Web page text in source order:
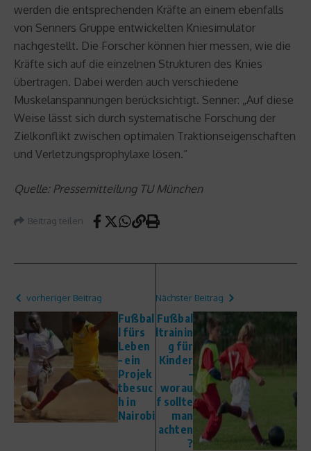
werden die entsprechenden Kräfte an einem ebenfalls
von Senners Gruppe entwickelten Kniesimulator
nachgestellt. Die Forscher können hier messen, wie die
Kräfte sich auf die einzelnen Strukturen des Knies
übertragen. Dabei werden auch verschiedene
Muskelanspannungen berücksichtigt. Senner: „Auf diese
Weise lässt sich durch systematische Forschung der
Zielkonflikt zwischen optimalen Traktionseigenschaften
und Verletzungsprophylaxe lösen.“
Quelle: Pressemitteilung TU München
Beitrag teilen
vorheriger Beitrag
Fußbal
l fürs
Leben
– ein
Projek
tbesuc
h in
Nairobi
Nächster Beitrag
Fußbal
ltrainin
g für
Kinder
–
worau
f sollte
man
achten
?